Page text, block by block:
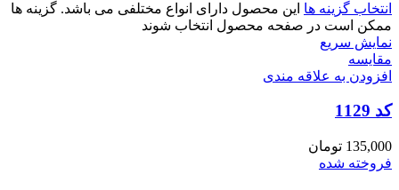
انتخاب گزینه ها این محصول دارای انواع مختلفی می باشد. گزینه ها
ممکن است در صفحه محصول انتخاب شوند
نمایش سریع
مقايسه
افزودن به علاقه مندی
کد 1129
135,000 تومان
فروخته شده